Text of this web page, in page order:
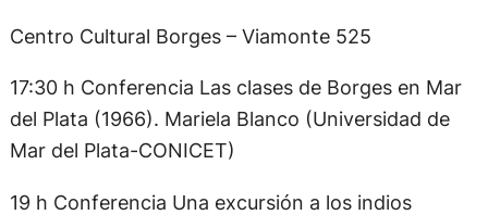
Centro Cultural Borges – Viamonte 525
17:30 h Conferencia Las clases de Borges en Mar
del Plata (1966). Mariela Blanco (Universidad de
Mar del Plata-CONICET)
19 h Conferencia Una excursión a los indios